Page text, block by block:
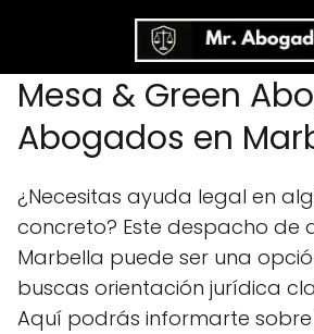
Mesa & Green
Abogados en
¿Necesitas ayuda legal en
concreto? Este despacho de
Marbella puede ser una
buscas orientación jurídica
Aquí podrás informarte sobre